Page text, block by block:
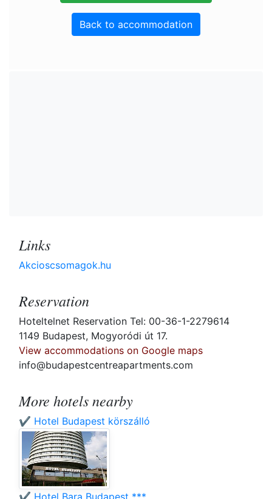
Back to accommodation
Links
Akcioscsomagok.hu
Reservation
Hoteltelnet Reservation Tel: 00-36-1-2279614
1149 Budapest, Mogyoródi út 17.
View accommodations on Google maps
info@budapestcentreapartments.com
More hotels nearby
✔️ Hotel Budapest körszálló